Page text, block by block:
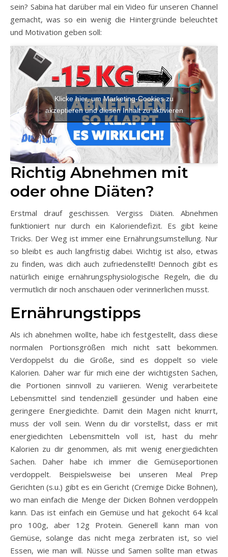
sein? Sabina hat darüber mal ein Video für unseren Channel
gemacht, was so ein wenig die Hintergründe beleuchtet
und Motivation geben soll:
Klicke hier, um Marketing-Cookies zu
akzeptieren und diesen Inhalt zu aktivieren
Richtig Abnehmen mit
oder ohne Diäten?
Erstmal drauf geschissen. Vergiss Diäten. Abnehmen
funktioniert nur durch ein Kaloriendefizit. Es gibt keine
Tricks. Der Weg ist immer eine Ernährungsumstellung. Nur
so bleibt es auch langfristig dabei. Wichtig ist also, etwas
zu finden, was dich auch zufriedenstellt! Dennoch gibt es
natürlich einige ernährungsphysiologische Regeln, die du
vermutlich dir noch anschauen oder verinnerlichen musst.
Ernährungstipps
Als ich abnehmen wollte, habe ich festgestellt, dass diese
normalen Portionsgrößen mich nicht satt bekommen.
Verdoppelst du die Größe, sind es doppelt so viele
Kalorien. Daher war für mich eine der wichtigsten Sachen,
die Portionen sinnvoll zu variieren. Wenig verarbeitete
Lebensmittel sind tendenziell gesünder und haben eine
geringere Energiedichte. Damit dein Magen nicht knurrt,
muss der voll sein. Wenn du dir vorstellst, dass er mit
energiedichten Lebensmitteln voll ist, hast du mehr
Kalorien zu dir genommen, als mit wenig energiedichten
Sachen. Daher habe ich immer die Gemüseportionen
verdoppelt. Beispielsweise bei unseren Meal Prep
Gerichten (s.u.) gibt es ein Gericht (Cremige Dicke Bohnen),
wo man einfach die Menge der Dicken Bohnen verdoppeln
kann. Das ist einfach ein Gemüse und hat gekocht 64 kcal
pro 100g, aber 12g Protein. Generell kann man von
Gemüse, solange das nicht mega zerbraten ist, so viel
Essen, wie man will. Nüsse und Samen sollte man etwas